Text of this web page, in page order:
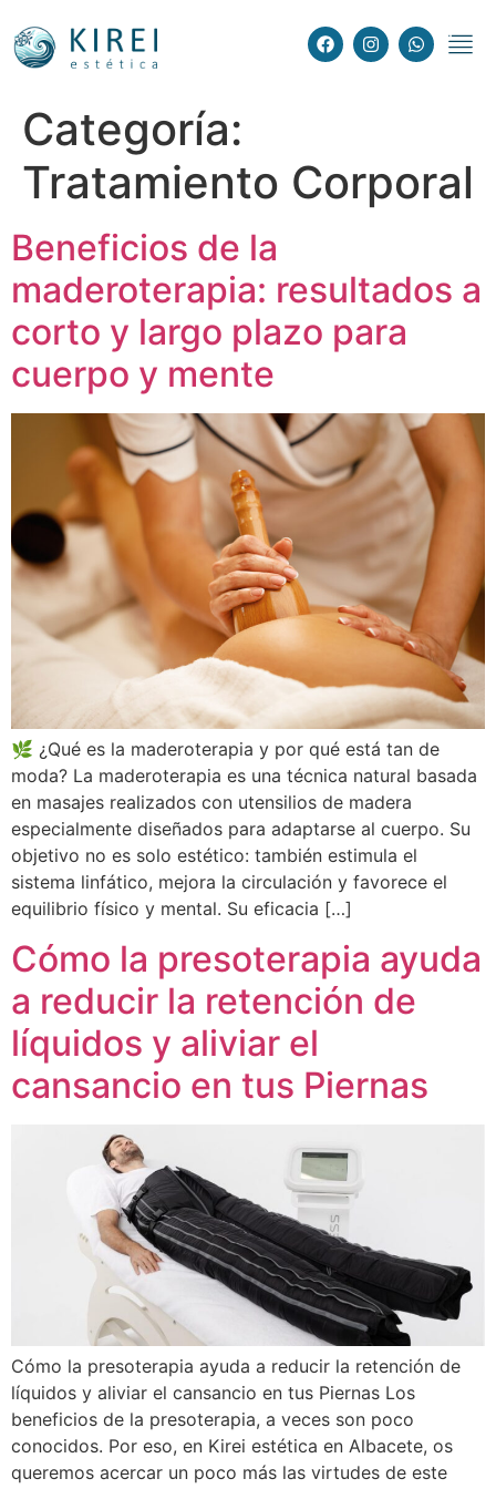
Categoría:
Tratamiento Corporal
Beneficios de la
maderoterapia: resultados a
corto y largo plazo para
cuerpo y mente
🌿 ¿Qué es la maderoterapia y por qué está tan de
moda? La maderoterapia es una técnica natural basada
en masajes realizados con utensilios de madera
especialmente diseñados para adaptarse al cuerpo. Su
objetivo no es solo estético: también estimula el
sistema linfático, mejora la circulación y favorece el
equilibrio físico y mental. Su eficacia […]
Cómo la presoterapia ayuda
a reducir la retención de
líquidos y aliviar el
cansancio en tus Piernas
Cómo la presoterapia ayuda a reducir la retención de
líquidos y aliviar el cansancio en tus Piernas Los
beneficios de la presoterapia, a veces son poco
conocidos. Por eso, en Kirei estética en Albacete, os
queremos acercar un poco más las virtudes de este